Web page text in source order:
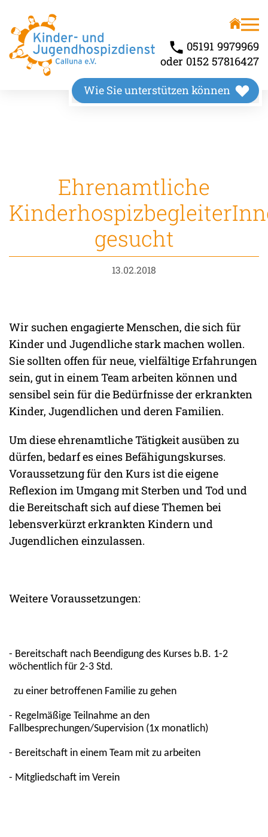
05191 9979969
oder 0152 57816427
Wie Sie unterstützen können
Ehrenamtliche
gesucht
13.02.2018
Wir suchen engagierte Menschen, die sich für
Kinder und Jugendliche stark machen wollen.
Sie sollten offen für neue, vielfältige Erfahrungen
sein, gut in einem Team arbeiten können und
sensibel sein für die Bedürfnisse der erkrankten
Kinder, Jugendlichen und deren Familien.
Um diese ehrenamtliche Tätigkeit ausüben zu
dürfen, bedarf es eines Befähigungskurses.
Voraussetzung für den Kurs ist die eigene
Reflexion im Umgang mit Sterben und Tod und
die Bereitschaft sich auf diese Themen bei
lebensverkürzt erkrankten Kindern und
Jugendlichen einzulassen.
Weitere Voraussetzungen:
- Bereitschaft nach Beendigung des Kurses b.B. 1-2
wöchentlich für 2-3 Std.
zu einer betroffenen Familie zu gehen
- Regelmäßige Teilnahme an den
Fallbesprechungen/Supervision (1x monatlich)
- Bereitschaft in einem Team mit zu arbeiten
- Mitgliedschaft im Verein
Kinderhospiz
Kindertrauerbegleitung
Familienbegleitung
Wir stellen uns vor
Unsere Räumlichkeiten
Unser Wirkungskreis